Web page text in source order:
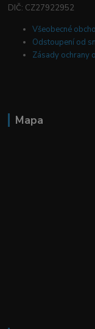
DIČ: CZ27922952
Všeobecné
Odstoupení od
Zásady ochrany
Mapa